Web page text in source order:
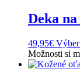
Deka
49,95€
Možnosti si